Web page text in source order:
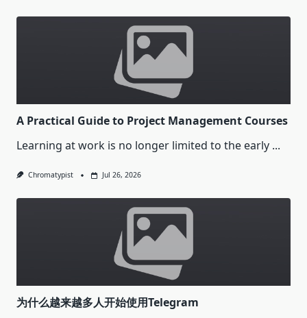
A Practical Guide to Project Management Courses
Learning at work is no longer limited to the early ...
Chromatypist Jul 26, 2026
为什么越来越多人开始使用Telegram